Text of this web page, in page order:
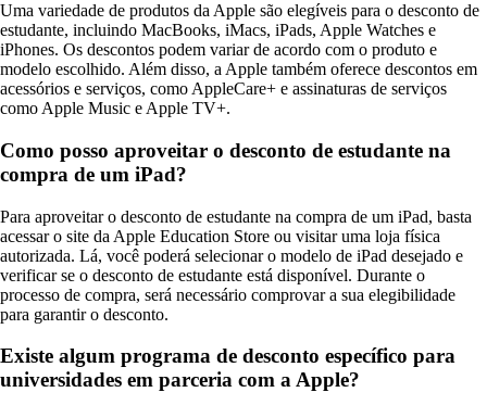
Uma variedade de produtos da Apple são elegíveis para o desconto de
estudante, incluindo MacBooks, iMacs, iPads, Apple Watches e
iPhones. Os descontos podem variar de acordo com o produto e
modelo escolhido. Além disso, a Apple também oferece descontos em
acessórios e serviços, como AppleCare+ e assinaturas de serviços
como Apple Music e Apple TV+.
Como posso aproveitar o desconto de estudante na
compra de um iPad?
Para aproveitar o desconto de estudante na compra de um iPad, basta
acessar o site da Apple Education Store ou visitar uma loja física
autorizada. Lá, você poderá selecionar o modelo de iPad desejado e
verificar se o desconto de estudante está disponível. Durante o
processo de compra, será necessário comprovar a sua elegibilidade
para garantir o desconto.
Existe algum programa de desconto específico para
universidades em parceria com a Apple?